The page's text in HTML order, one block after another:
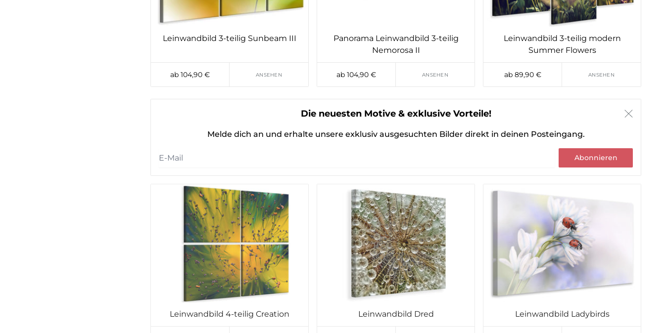
Leinwandbild 3-teilig Sunbeam III
ab 104,90 € ANSEHEN
Panorama Leinwandbild 3-teilig
Nemorosa II
ab 104,90 € ANSEHEN
Leinwandbild 3-teilig modern
Summer Flowers
ab 89,90 € ANSEHEN
Die neuesten Motive & exklusive Vorteile!
Melde dich an und erhalte unsere exklusiv ausgesuchten Bilder direkt in deinen Posteingang.
Abonnieren
Leinwandbild 4-teilig Creation Leinwandbild Dred Leinwandbild Ladybirds